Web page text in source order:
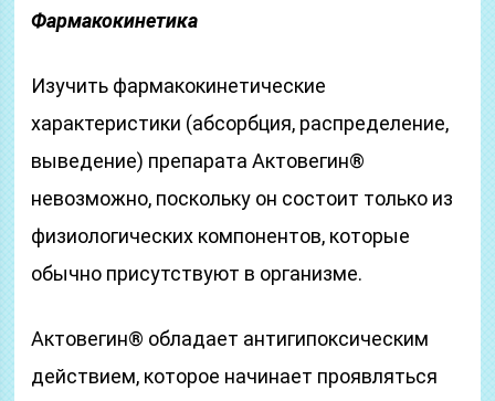
Фармакокинетика
Изучить фармакокинетические
характеристики (абсорбция, распределение,
выведение) препарата Актовегин®
невозможно, поскольку он состоит только из
физиологических компонентов, которые
обычно присутствуют в организме.
Актовегин® обладает антигипоксическим
действием, которое начинает проявляться